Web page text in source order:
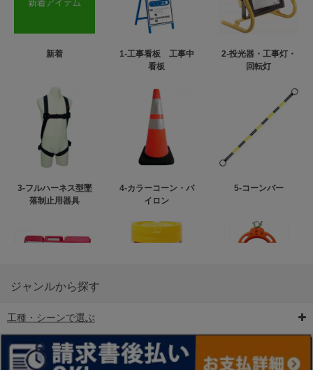
新着
1-工事看板 工事中
看板
2-投光器・工事灯・
回転灯
3-フルハーネス型墜
落制止用器具
4-カラーコーン・パ
イロン
5-コーンバー
6-矢印板/LED矢印板
ンス
ジャンルから探す
工種・シーンで選ぶ